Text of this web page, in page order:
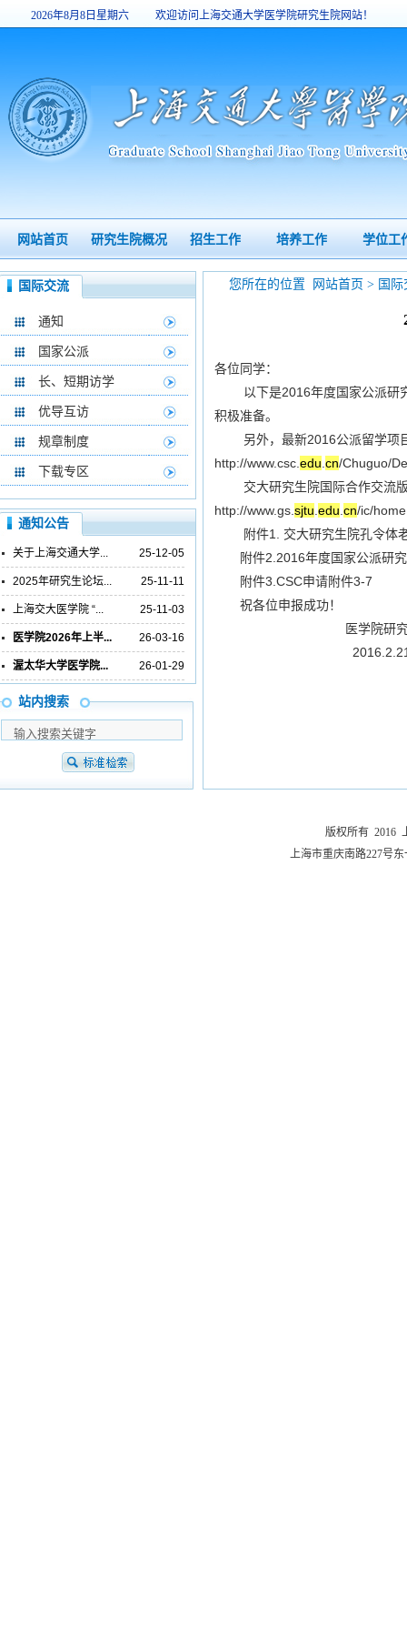
版权所有 2016
上海市重庆南路227号
网站首页 研究生院概况 招生工作 培养工作 学位工
2026年8月8日星期六
16:00:42
欢迎访问上海交通大学医学院研究生院网站！
国际交流
通知
国家公派
长、短期访学
优导互访
规章制度
下载专区
各位同学：
以下是2016年度国家公派研究
积极准备。
另外，最新2016公派留学项目
http://www.csc. edu cn/Chuguo/
交大研究生院国际合作交流版
http://www.gs. sjtu edu cn/ic/
附件1. 交大研究生院孔令体老
附件2.2016年度国家公派研究
附件3.CSC申请附件3-7
祝各位申报成功！
医学院研究生
您所在的位置 网站首页 > 国
通知公告
关于上海交通大学... 25-12-05
2025年研究生论坛... 25-11-11
上海交大医学院 “... 25-11-03
医学院2026年上半... 26-03-16
渥太华大学医学院... 26-01-29
站内搜索